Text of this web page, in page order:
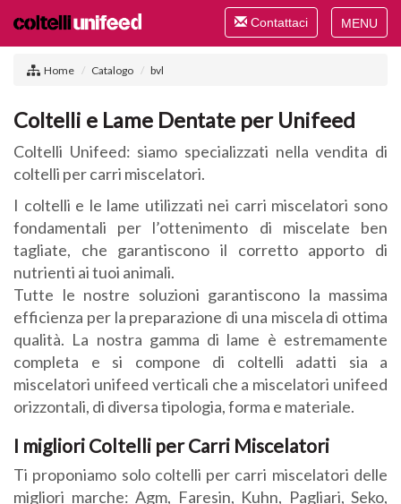
Toggle
Toggle
navigation
Contattaci
Home Catalogo bvl
Coltelli e Lame Dentate per Unifeed
Coltelli Unifeed: siamo specializzati nella vendita di
coltelli per carri miscelatori.
I coltelli e le lame utilizzati nei carri miscelatori sono
fondamentali per l’ottenimento di miscelate ben
tagliate, che garantiscono il corretto apporto di
nutrienti ai tuoi animali.
Tutte le nostre soluzioni garantiscono la massima
efficienza per la preparazione di una miscela di ottima
qualità. La nostra gamma di lame è estremamente
completa e si compone di coltelli adatti sia a
miscelatori unifeed verticali che a miscelatori unifeed
orizzontali, di diversa tipologia, forma e materiale.
I migliori Coltelli per Carri Miscelatori
Ti proponiamo solo coltelli per carri miscelatori delle
migliori marche: Agm, Faresin, Kuhn, Pagliari, Seko,